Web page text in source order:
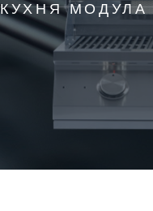
МОДУЛА